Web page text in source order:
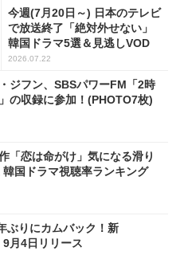
今週(7月20日～) 日本のテレビ
で放送終了「絶対外せない」
韓国ドラマ5選＆見逃しVOD
2026.07.22
ジフン、SBSパワーFM「2時
の収録に参加！(PHOTO7枚)
「恋は命がけ」気になる滑り
国ドラマ視聴率ランキング
ぶりにカムバック！新
月4日リリース